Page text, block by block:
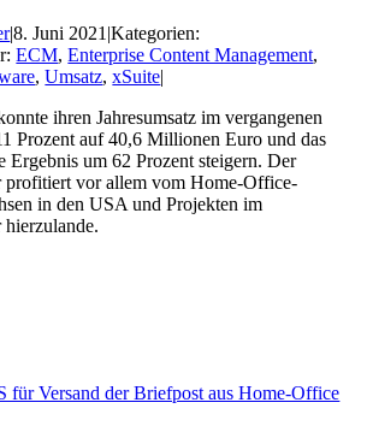
|8. Juni 2021 |Kategorien:
ECM,Enterprise Content Management,
,Umsatz,xSuite|
ihren Jahresumsatz im vergangenen
Prozent auf 40,6 Millionen Euro und das
Ergebnis um 62 Prozent steigern. Der
profitiert vor allem vom Home-Office-
in den USA und Projekten im
für Versand der Briefpost aus Home-Office